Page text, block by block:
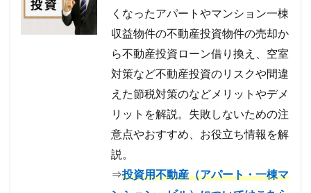
くなったアパートやマンション一棟
収益物件の不動産投資物件の売却か
ら不動産投資ローン借り換え、空室
対策など不動産投資のリスクや間違
えた節税対策のなどメリットやデメ
リットを解説。失敗しないための注
意点やおすすめ、お役立ち情報を解
説。
⇒投資用不動産（アパート・一棟マ